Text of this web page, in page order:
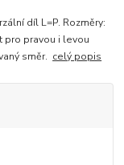
díl L=P. Rozměry:
pro pravou i levou
směr. celý popis